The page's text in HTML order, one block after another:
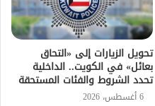
تحويل الزيارات إلى «التحاق
بعائل» في الكويت.. الداخلية
تحدد الشروط والفئات المستحقة
6 أغسطس، 2026